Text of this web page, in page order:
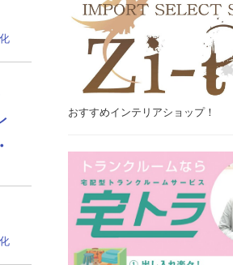
おすすめインテリアショップ！